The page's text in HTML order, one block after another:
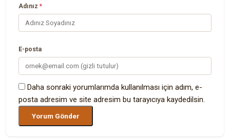
Adınız*
E-posta
Daha sonraki yorumlarımda kullanılması için adım, e-
posta adresim ve site adresim bu tarayıcıya kaydedilsin.